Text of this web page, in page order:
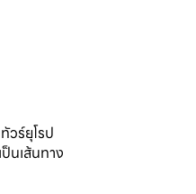
วร์ยุโรป
นเส้นทาง